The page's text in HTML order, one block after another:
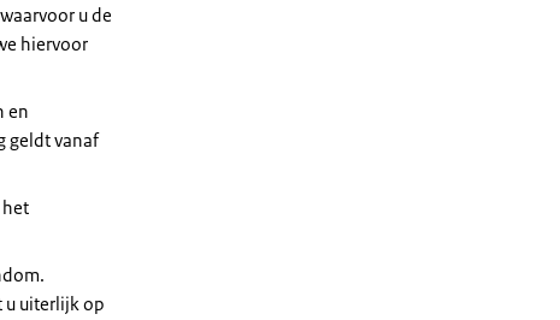
u de
hiervoor
en
geldt vanaf
het
u uiterlijk op